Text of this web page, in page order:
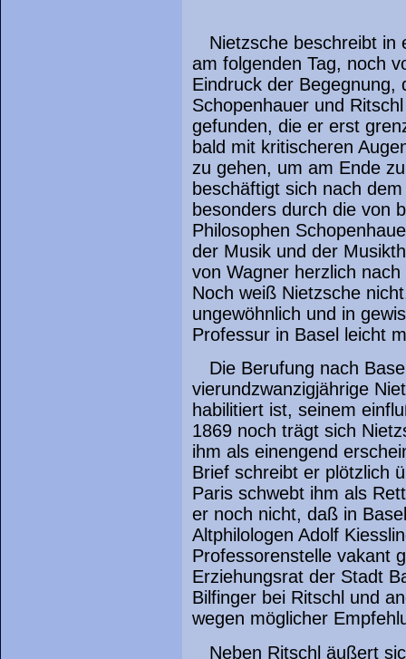
Nietzsche beschreibt in
am folgenden Tag, noch
Eindruck der Begegnung,
Schopenhauer und
gefunden, die er erst
bald mit kritischeren
zu gehen, um am Ende
beschäftigt sich nach
besonders durch die von
Philosophen
der Musik und der
von Wagner herzlich
Noch weiß Nietzsche
ungewöhnlich und in
Professur in Basel leicht
Die Berufung nach
vierundzwanzigjährige
habilitiert ist, seinem
1869 noch trägt sich
ihm als einengend
Brief schreibt er plötzlich
Paris schwebt ihm als
er noch nicht, daß in
Altphilologen Adolf
Professorenstelle vakant
Erziehungsrat der Stadt
Bilfinger bei Ritschl und
wegen möglicher
Neben Ritschl äußert